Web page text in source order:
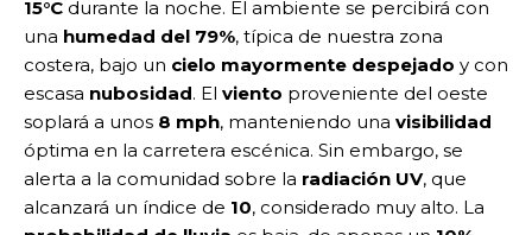
15°C durante la noche. El ambiente se percibirá con
una humedad del 79%, típica de nuestra zona
costera, bajo un cielo mayormente despejado y con
escasa nubosidad. El viento proveniente del oeste
soplará a unos 8 mph, manteniendo una visibilidad
óptima en la carretera escénica. Sin embargo, se
alerta a la comunidad sobre la radiación UV, que
alcanzará un índice de 10, considerado muy alto. La